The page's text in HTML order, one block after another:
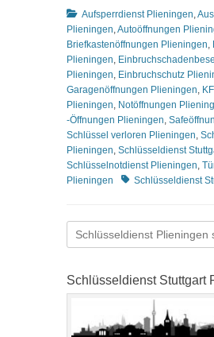
Kategorien
Aufsperrdienst Plieningen,
Plieningen,Autoöffnungen
Briefkastenöffnungen Plieningen,
Plieningen,
Plieningen, Einbruchschutz
Garagenöffnungen Plieningen,
Plieningen, Notöffnungen
-Öffnungen Plieningen,
Schlüssel verloren Plieningen,
Plieningen, Schlüsseldienst
Schlüsselnotdienst Plieningen,
Plieningen
Schlagworte
Schlüsseldienst
Suchen
nach:
Schlüsseldienst Stuttgart